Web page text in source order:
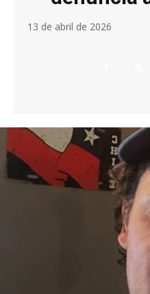
13 de abril de 2026